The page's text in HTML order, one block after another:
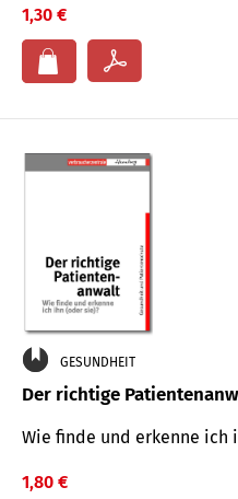
1,30 €
GESUNDHEIT
Der richtige
Wie finde und erkenne ich
1,80 €